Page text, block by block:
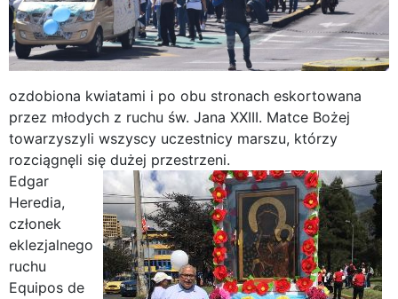
ozdobiona kwiatami i po obu stronach eskortowana
przez młodych z ruchu św. Jana XXIII. Matce Bożej
towarzyszyli wszyscy uczestnicy marszu, którzy
rozciągnęli się dużej przestrzeni.
Edgar
Heredia,
członek
eklezjalnego
ruchu
Equipos de